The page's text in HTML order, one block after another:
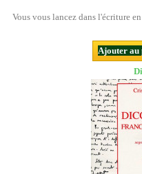
Vous vous lancez dans l'écriture
Ajouter au